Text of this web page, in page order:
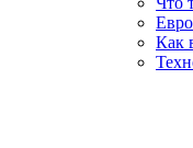
Как